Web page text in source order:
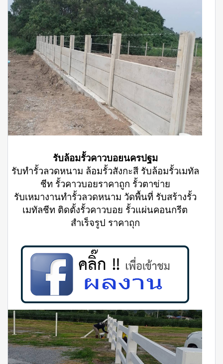
รับล้อมรั้วคาวบอยนครปฐม
รับทำรั้วลวดหนาม ล้อมรั้วสังกะสี รับล้อมรั้วเมทัล
ชีท รั้วคาวบอยราคาถูก รั้วตาข่าย
รับเหมางานทำรั้วลวดหนาม วัดพื้นที่ รับสร้างรั้ว
เมทัลชีท ติดตั้งรั้วคาวบอย รั้วแผ่นคอนกรีต
สำเร็จรูป ราคาถุก